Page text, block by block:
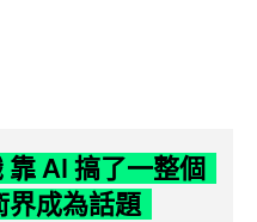
靠 AI 搞了一整個
界成為話題